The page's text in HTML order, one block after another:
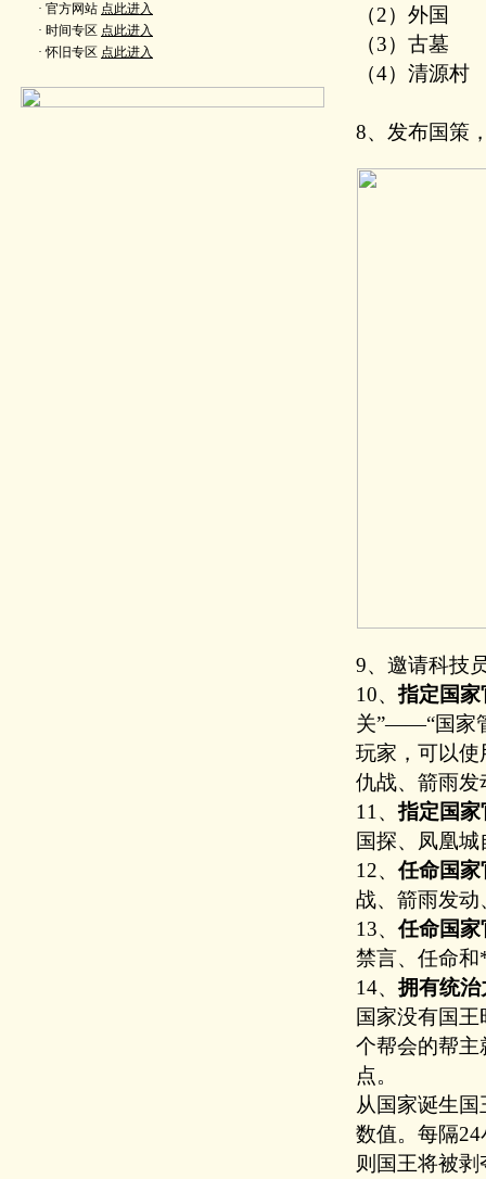
· 官方网站 点此进入
· 时间专区 点此进入
· 怀旧专区 点此进入
（2）外国
（3）古墓
（4）清源村
8、发布国策
9、邀请科技
10、指定国
关”——“国家
玩家，可以
仇战、箭雨发
11、指定国
国探、凤凰
12、任命国
战、箭雨发
13、任命国
禁言、任命
14、拥有统治
国家没有国
个帮会的帮
点。
从国家诞生
数值。每隔
则国王将被